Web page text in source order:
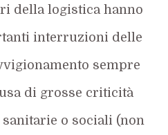
della logistica hanno
interruzioni delle
sempre
di grosse criticità
o sociali (non